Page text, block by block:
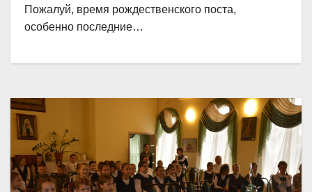
Пожалуй, время рождественского поста,
особенно последние…